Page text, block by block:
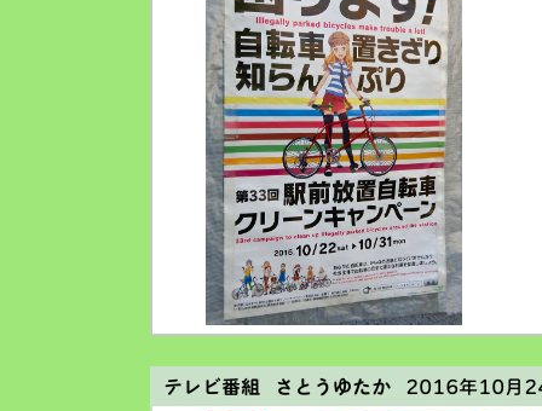
テレビ番組 さとうゆたか2016年10月